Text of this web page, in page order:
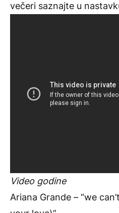
večeri saznajte u
Video godine
Ariana Grande – “we